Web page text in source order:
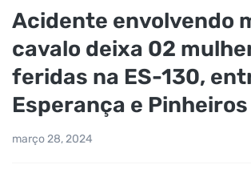
Acidente envolvendo
cavalo deixa 02
feridas na ES-130,
Esperança e Pinheiros
março 28, 2024